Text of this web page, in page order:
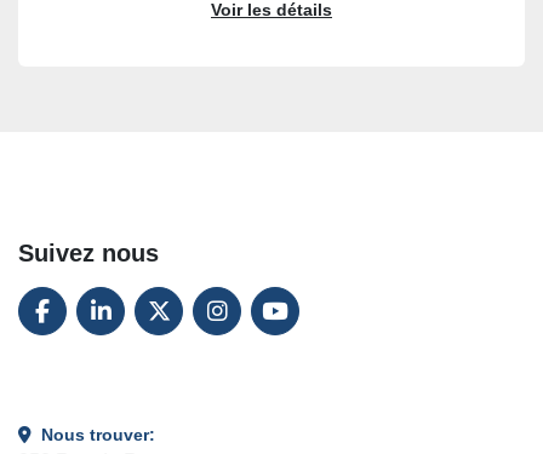
Voir les détails
Suivez nous
FACEBOOK
LINKEDINTWITTERINSTAGRAM
YOUTUBE
Nous trouver: